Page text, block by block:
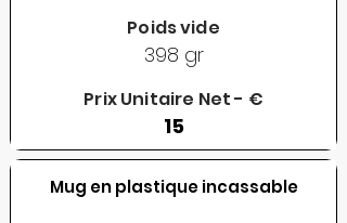
Poids vide
398 gr
Prix Unitaire Net - €
15
Mug en plastique incassable